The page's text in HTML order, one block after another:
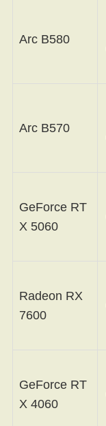
Arc B580
Arc B570
GeForce RT
X 5060
Radeon RX
7600
GeForce RT
X 4060